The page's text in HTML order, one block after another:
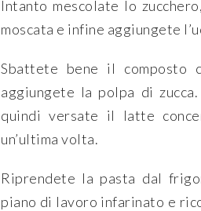
Intanto mescolate lo
moscata e infine aggiungete
Sbattete bene il composto
aggiungete la polpa di
quindi versate il latte
un’ultima volta.
Riprendete la pasta dal
piano di lavoro infarinato e